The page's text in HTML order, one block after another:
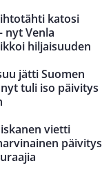
katosi
nyt Venla
hiljaisuuden
jätti Suomen
tuli iso päivitys
vietti
päivitys